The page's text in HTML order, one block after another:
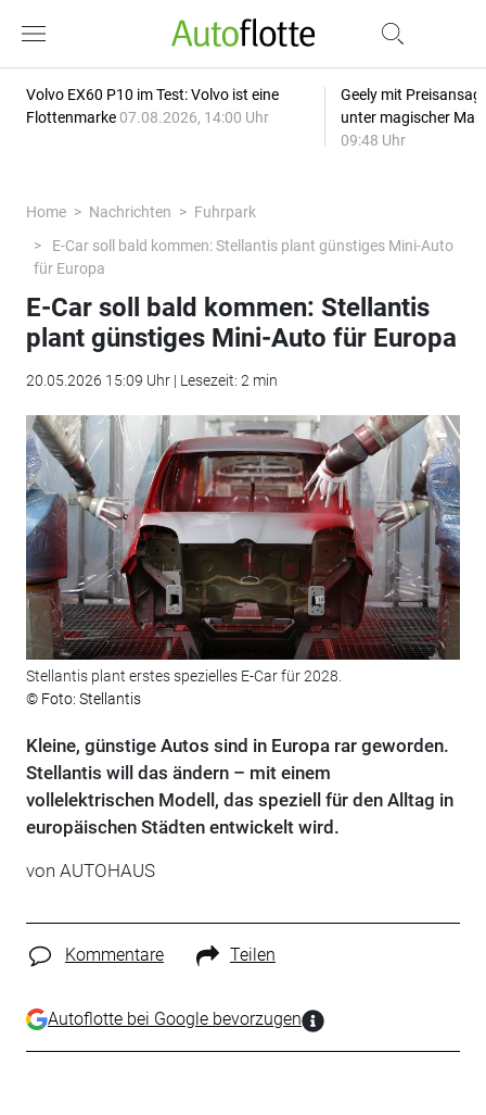
Volvo EX60 P10 im Test: Volvo ist eine
Flottenmarke 07.08.2026, 14:00 Uhr
Geely mit
unter magischer
09:48 Uhr
Home Nachrichten
Fuhrpark
E-Car soll bald kommen: Stellantis plant günstiges Mini-Auto
für Europa
E-Car soll bald kommen: Stellantis
plant günstiges Mini-Auto für Europa
20.05.2026 15:09 Uhr | Lesezeit: 2 min
Stellantis plant erstes spezielles E-Car für 2028.
© Foto: Stellantis
Kleine, günstige Autos sind in Europa rar geworden.
Stellantis will das ändern – mit einem
vollelektrischen Modell, das speziell für den Alltag in
europäischen Städten entwickelt wird.
von AUTOHAUS
Kommentare Teilen
Autoflotte bei Google bevorzugen